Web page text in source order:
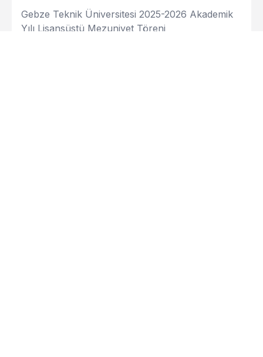
Gebze Teknik Üniversitesi 2025-2026 Akademik
Yılı Lisansüstü Mezuniyet Töreni